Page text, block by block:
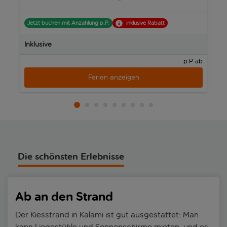
die geschwungene albanische Küste am Horizont zu entdecken.
beim Schnorcheln, Kajakfahren oder Stehpaddeln erhältst du
wunderschöne Küste Korfus.
Jetzt buchen mit Anzahlung p.P. inklusive Rabatt
Inklusive
p.P. ab
Ferien anzeigen
Die schönsten Erlebnisse
Ab an den Strand
Der Kiesstrand in Kalami ist gut ausgestattet: Man